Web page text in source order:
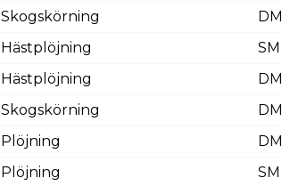
Skogskörning DM
Hästplöjning SM
Hästplöjning DM
Skogskörning DM
Plöjning DM
Plöjning SM